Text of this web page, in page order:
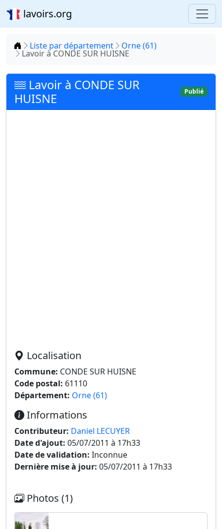
lavoirs.org
Accueil
Liste par département Orne (61)
Lavoir à CONDE SUR HUISNE
Lavoir à CONDE SUR
HUISNE
Publié
Localisation
Commune: CONDE SUR HUISNE
Code postal: 61110
Département: Orne (61)
Informations
Contributeur: Daniel LECUYER
Date d'ajout: 05/07/2011 à 17h33
Date de validation: Inconnue
Dernière mise à jour: 05/07/2011 à 17h33
Photos (1)